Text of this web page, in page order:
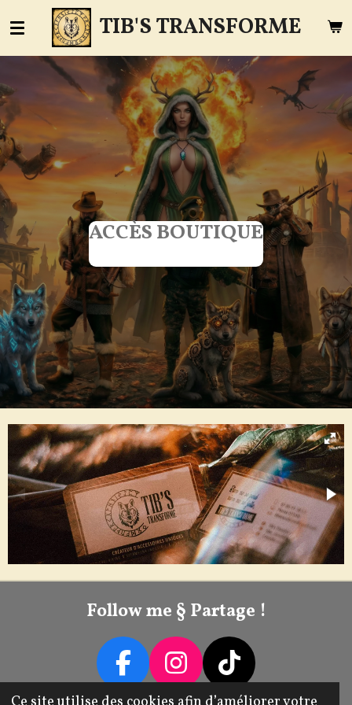
Passer
au
contenu
principal
TIB'S TRANSFORME
ACCÈS BOUTIQUE
Follow me § Partage !
F
I
T